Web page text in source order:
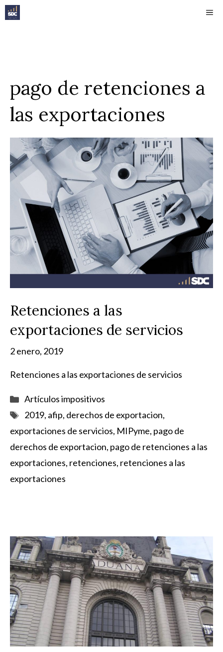
Saltar
al
pago de retenciones a
las exportaciones
Retenciones a las
exportaciones de servicios
2 enero, 2019
Retenciones a las exportaciones de servicios
Categorías
Artículos impositivos
Etiquetas
2019, afip, derechos de exportacion,
exportaciones de servicios, MIPyme, pago de
derechos de exportacion, pago de retenciones a las
exportaciones, retenciones, retenciones a las
exportaciones